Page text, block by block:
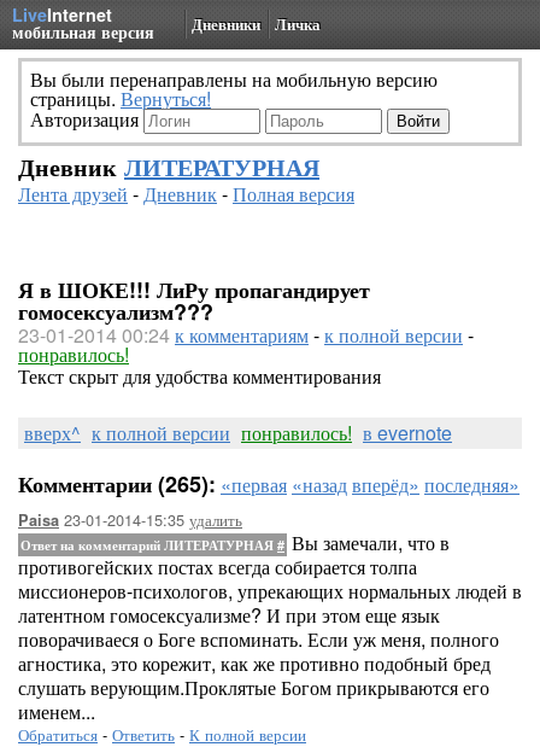
LiveInternet
мобильная версия Дневники Личка
Вы были перенаправлены на мобильную версию
страницы. Вернуться!
Авторизация
Дневник ЛИТЕРАТУРНАЯ
Лента друзей -Дневник-Полная версия
Я в ШОКЕ!!! ЛиРу пропагандирует
гомосексуализм???
23-01-2014 00:24к комментариям-к полной версии -
понравилось!
Текст скрыт для удобства комментирования
вверх^ к полной версии понравилось! в evernote
Комментарии (265): «первая «назадвперёд» последняя»
Paisa 23-01-2014-15:35 удалить
Ответ на комментарий ЛИТЕРАТУРНАЯ # Вы замечали, что в
противогейских постах всегда собирается толпа
миссионеров-психологов, упрекающих нормальных людей в
латентном гомосексуализме? И при этом еще язык
поворачиваеся о Боге вспоминать. Если уж меня, полного
агностика, это корежит, как же противно подобный бред
слушать верующим.Проклятые Богом прикрываются его
именем...
Обратиться - Ответить - К полной версии